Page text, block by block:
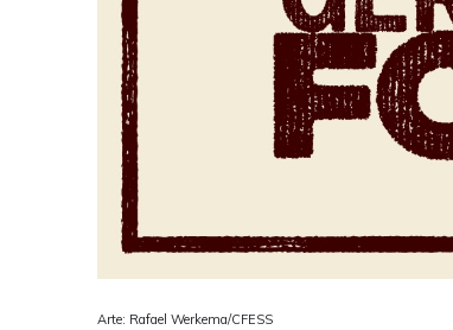
Arte: Rafael Werkema/CFESS